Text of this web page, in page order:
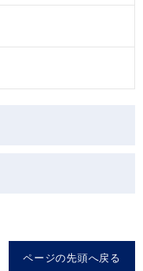
ページの先頭へ戻る